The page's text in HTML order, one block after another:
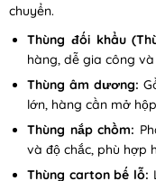
chuyển.
Thùng đối khẩu
hàng, dễ gia công
Thùng âm dương:
lớn, hàng cần mở
Thùng nắp chồm:
và độ chắc, phù hợp
Thùng carton bế lỗ: